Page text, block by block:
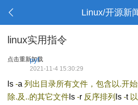
Linux/开源新
linux实用指令
点击重新加载
pyf
2021-11-4 15:30:29
ls -a 列出目录所有文件，包含以.开
除.及..的其它文件 ls -r 反序排列 ls -t